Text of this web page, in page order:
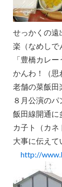
せっかくの遠
楽（なめしで
「豊橋カレ
かんわ！（思
老舗の菜飯
８月公演のパ
飯田線開通に
カ子ト（カ
大事に伝えて
http://